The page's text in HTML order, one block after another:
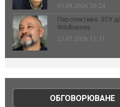
03.08.2026 20:24
Перспектива: ЗСУ
Wildberries
23.07.2026 11:31
ОБГОВОРЮВАНЕ|